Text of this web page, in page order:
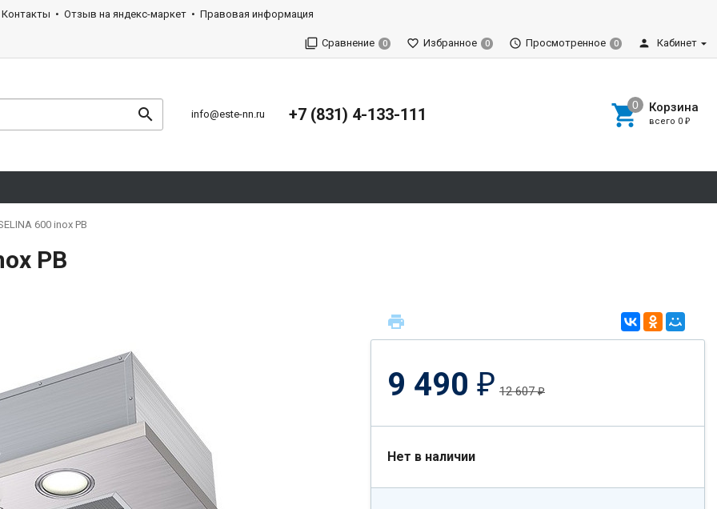
Контакты Отзыв на яндекс-маркет Правовая информация
Сравнение 0 Избранное 0 Просмотренное 0 Кабинет
info@este-nn.ru +7 (831) 4-133-111 Корзина
всего 0 ₽
600 inox PB
PB
9 490 ₽ 12 607₽
Нет в наличии